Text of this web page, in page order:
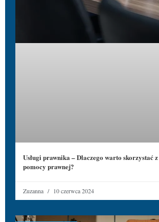
Usługi prawnika – Dlaczego warto skorzystać
pomocy prawnej?
Zuzanna 10 czerwca 2024